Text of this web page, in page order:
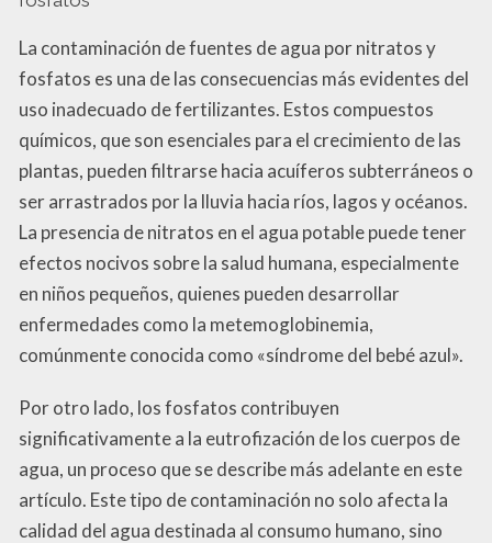
La contaminación de fuentes de agua por nitratos y
fosfatos es una de las consecuencias más evidentes del
uso inadecuado de fertilizantes. Estos compuestos
químicos, que son esenciales para el crecimiento de las
plantas, pueden filtrarse hacia acuíferos subterráneos o
ser arrastrados por la lluvia hacia ríos, lagos y océanos.
La presencia de nitratos en el agua potable puede tener
efectos nocivos sobre la salud humana, especialmente
en niños pequeños, quienes pueden desarrollar
enfermedades como la metemoglobinemia,
comúnmente conocida como «síndrome del bebé azul».
Por otro lado, los fosfatos contribuyen
significativamente a la eutrofización de los cuerpos de
agua, un proceso que se describe más adelante en este
artículo. Este tipo de contaminación no solo afecta la
calidad del agua destinada al consumo humano, sino